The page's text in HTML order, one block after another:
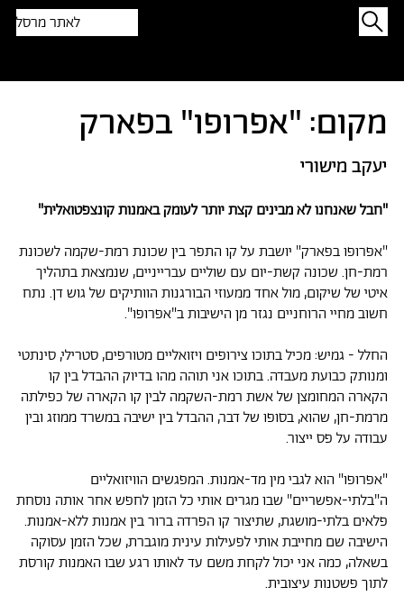
לאתר מרסל
"חבל שאנחנו לא מבינים קצת יותר לעומק באמנות קונצפטואלית"
"אפרופו בפארק" יושבת על קו התפר בין שכונת רמת-שקמה לשכונת
רמת-חן. שכונה קשת-יום עם שוליים עברייניים, שנמצאת בתהליך
איטי של שיקום, מול אחד ממעוזי הבורגנות הוותיקים של גוש דן. נתח
חשוב מחיי הרוחניים נגזר מן הישיבות ב"אפרופו".
החלל - גמיש: מכיל בתוכו צירופים ויזואליים מטורפים, סטרילי, סינתטי
ומנותק כבועת מעבדה. בתוכו אני תוהה מהו בדיוק ההבדל בין קו
הקארה המחומצן של אשת רמת-השקמה לבין קו הקארה של כפילתה
מרמת-חן, שהוא, בסופו של דבר, ההבדל בין ישיבה במשרד ממוזג ובין
עבודה על פס ייצור.
"אפרופו" הוא לגבי מין מד-אמנות. המפגשים הוויזואליים
ה"בלתי-אפשריים" שבו מגרים אותי כל הזמן לחפש אחר אותה נוסחת
פלאים בלתי-מושגת, שתיצור קו הפרדה ברור בין אמנות ללא-אמנות.
הישיבה שם מחייבת אותי לפעילות עינית מוגברת, שכל הזמן עסוקה
בשאלה, כמה אני יכול לקחת משם עד לאותו רגע שבו האמנות קורסת
לתוך פשטנות עיצובית.
מקום: "אפרופו" בפארק
יעקב מישורי